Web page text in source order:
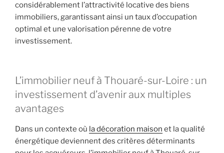
considérablement l’attractivité locative des biens
immobiliers, garantissant ainsi un taux d’occupation
optimal et une valorisation pérenne de votre
investissement.
L’immobilier neuf à Thouaré-sur-Loire : un
investissement d’avenir aux multiples
avantages
Dans un contexte où la décoration maison et la qualité
énergétique deviennent des critères déterminants